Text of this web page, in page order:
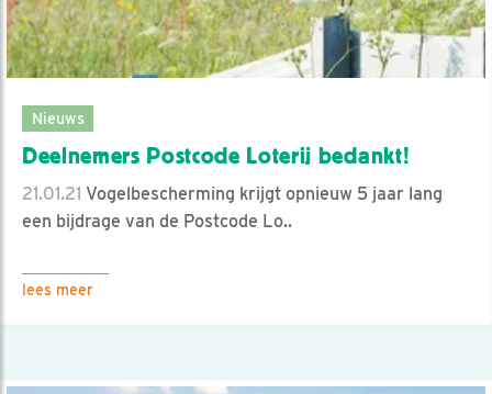
Nieuws
Deelnemers Postcode Loterij bedankt!
21.01.21 Vogelbescherming krijgt opnieuw 5 jaar lang
een bijdrage van de Postcode Lo..
lees meer